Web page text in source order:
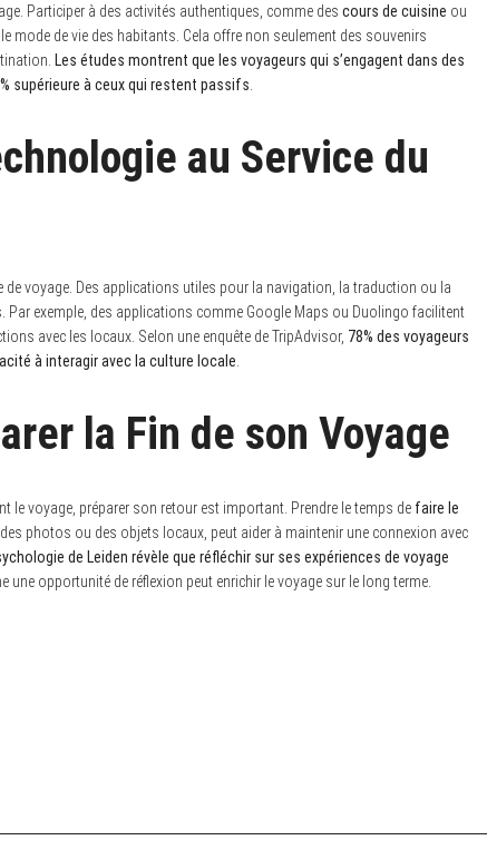
Participer à des activités authentiques, comme des cours de cuisine ou
mode de vie des habitants. Cela offre non seulement des souvenirs
Les études montrent que les voyageurs qui s’engagent dans des
supérieure à ceux qui restent passifs
au Service du
de voyage. Des applications utiles pour la navigation, la traduction ou la
exemple, des applications comme Google Maps ou Duolingo facilitent
avec les locaux. Selon une enquête de TripAdvisor, 78% des voyageurs
à interagir avec la culture locale
la Fin de son Voyage
le voyage, préparer son retour est important. Prendre le temps de faire le
photos ou des objets locaux, peut aider à maintenir une connexion avec
de Leiden révèle que réfléchir sur ses expériences de voyage
une opportunité de réflexion peut enrichir le voyage sur le long terme.